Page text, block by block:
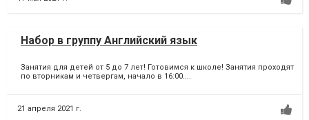
Набор в группу Английский язык
Занятия для детей от 5 до 7 лет! Готовимся к школе! Занятия проходят
по вторникам и четвергам, начало в 16:00....
21 апреля 2021 г.